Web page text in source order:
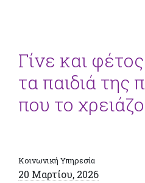
Γίνε και
τα παιδιά της
που το
Κοινωνική Υπηρεσία
20 Μαρτίου, 2026